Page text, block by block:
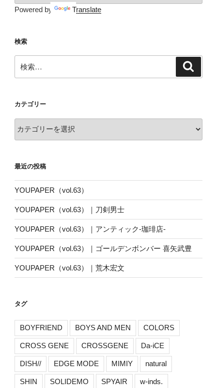
Powered by Translate
検索
索:
カテゴリー
テ
ー
最近の投稿
YOUPAPER（vol.63）
YOUPAPER（vol.63）｜刀剣男士
YOUPAPER（vol.63）｜アンティック-珈琲店-
YOUPAPER（vol.63）｜ゴールデンボンバー 喜矢武豊
YOUPAPER（vol.63）｜荒木宏文
タグ
BOYFRIEND BOYS AND MEN COLORS
CROSS GENE CROSSGENE Da-iCE
DISH// EDGE MODE MIMIY natural
SHIN SOLIDEMO SPYAIR w-inds.